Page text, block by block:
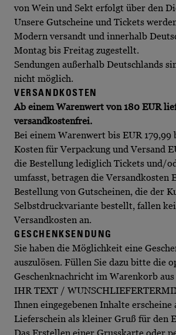
von Wein und Sekt erfolgt über den
Unsere Gutscheine und Tickets
Modern versandt und innerhalb
Montag bis Freitag zugestellt.
Sendungen außerhalb Deutschlands
nicht möglich.
VERSANDKOSTEN
Ab einem Warenwert von 180 EUR
versandkostenfrei.
Bei einem Warenwert bis EUR 179,99
Kosten für Verpackung und Versand
die Bestellung lediglich Tickets und/
umfasst, betragen die Versandkosten
Bestellung von Gutscheinen, die der
Selbstdruckvariante bestellt, fallen
Versandkosten an.
GESCHENKSENDUNG
Sie haben die Möglichkeit eine
auszulösen. Füllen Sie dazu bitte die
Geschenknachricht im Warenkorb
IHR TEXT /
Ihnen eingegebenen Inhalte erscheine
Lieferschein als kleiner Gruß für den
Das Erstellen einer Grusskarte oder